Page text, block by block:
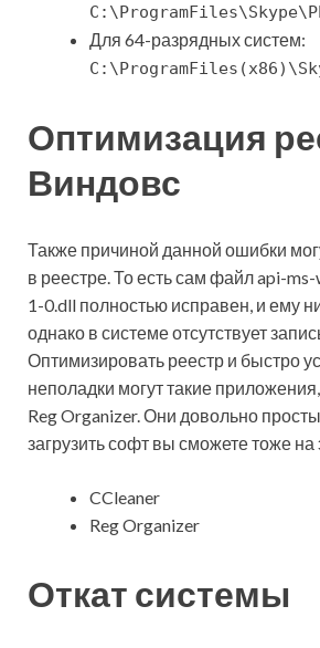
Для 64-разрядных систем:
Оптимизация
Виндовс
Также причиной данной ошибки
в реестре. То есть сам файл api-
1-0.dll полностью исправен, и ему
однако в системе отсутствует
Оптимизировать реестр и быстро
неполадки могут такие
Reg Organizer. Они довольно
загрузить софт вы сможете тоже на
CCleaner
Reg Organizer
Откат системы